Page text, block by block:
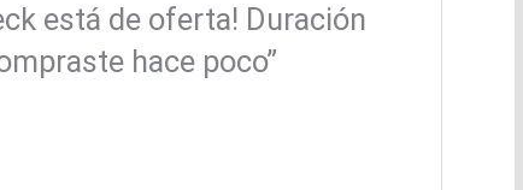
está de oferta! Duración
hace poco”